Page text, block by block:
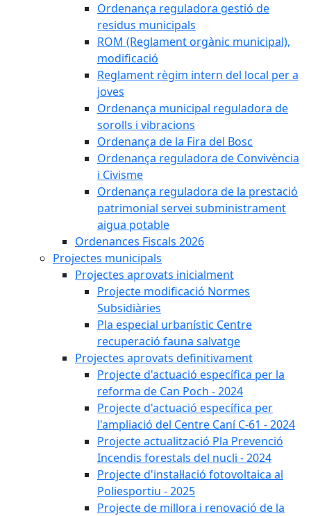
Ordenança reguladora gestió de
residus municipals
ROM (Reglament orgànic municipal),
modificació
Reglament règim intern del local per a
joves
Ordenança municipal reguladora de
sorolls i vibracions
Ordenança de la Fira del Bosc
Ordenança reguladora de Convivència
i Civisme
Ordenança reguladora de la prestació
patrimonial servei subministrament
aigua potable
Ordenances Fiscals 2026
Projectes municipals
Projectes aprovats inicialment
Projecte modificació Normes
Subsidiàries
Pla especial urbanístic Centre
recuperació fauna salvatge
Projectes aprovats definitivament
Projecte d'actuació específica per la
reforma de Can Poch - 2024
Projecte d'actuació específica per
l'ampliació del Centre Caní C-61 - 2024
Projecte actualització Pla Prevenció
Incendis forestals del nucli - 2024
Projecte d'instal·lació fotovoltaica al
Poliesportiu - 2025
Projecte de millora i renovació de la